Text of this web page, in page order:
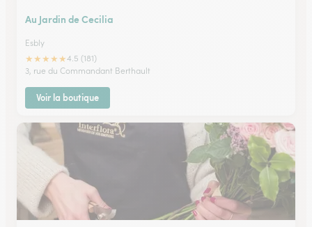
Au Jardin de Cecilia
Esbly
★★★★★4.5 (181)
3, rue du Commandant Berthault
Voir la boutique